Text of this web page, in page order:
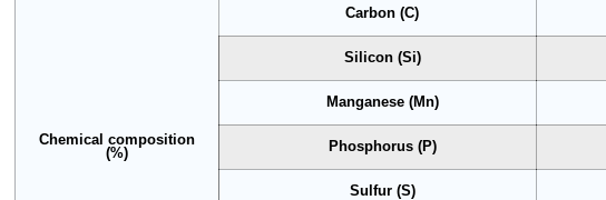
Chemical composition
(%)
Carbon (C)
Silicon (Si)
Manganese (Mn)
Phosphorus (P)
Sulfur (S)